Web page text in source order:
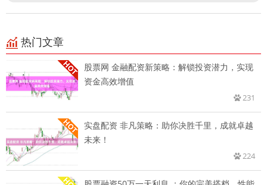
热门文章
股票网 金融配资新策略：解锁投资潜力，实现
资金高效增值
231
实盘配资 非凡策略：助你决胜千里，成就卓越
未来！
224